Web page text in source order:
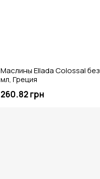
Маслины Ellada Colossal
мл, Греция
260.82 грн